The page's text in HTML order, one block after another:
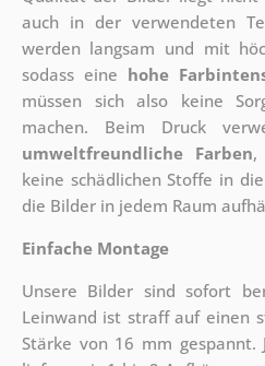
auch in der verwendeten
werden langsam und mit
sodass eine hohe
müssen sich also keine
machen. Beim Druck
umweltfreundliche Farben,
keine schädlichen Stoffe in
die Bilder in jedem Raum
Einfache Montage
Unsere Bilder sind sofort
Leinwand ist straff auf einen
Stärke von 16 mm gespannt.